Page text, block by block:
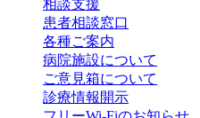
相談支援
患者相談窓口
各種ご案内
病院施設について
ご意見箱について
診療情報開示